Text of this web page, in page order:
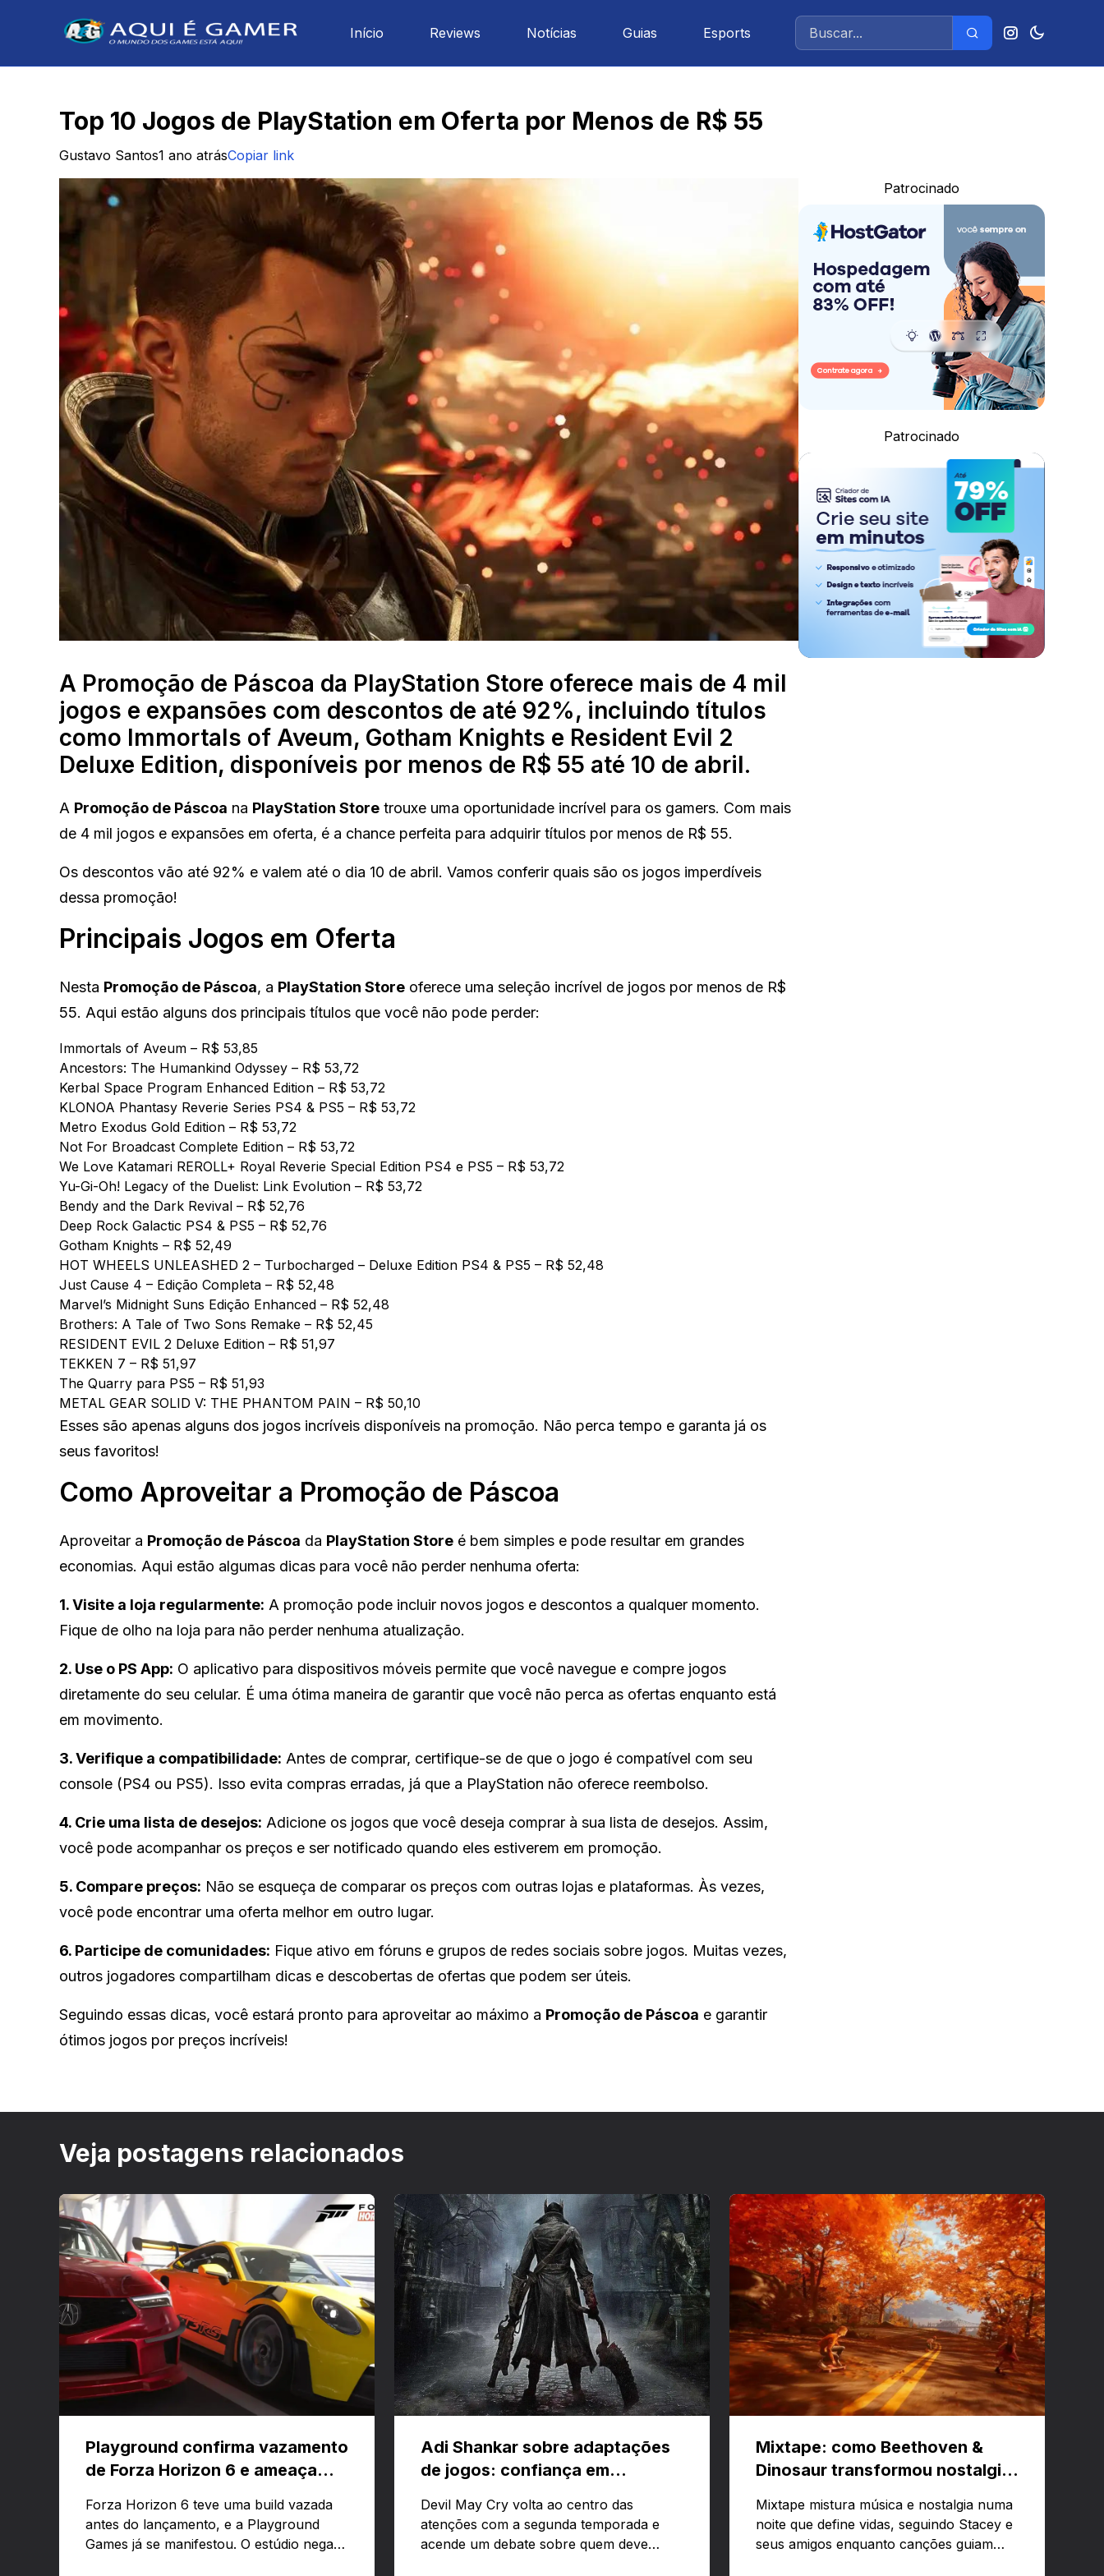
Início Reviews Notícias Guias Esports
Top 10 Jogos de PlayStation em Oferta por Menos de R$ 55
Gustavo Santos1 ano atrásCopiar link
A Promoção de Páscoa da PlayStation Store oferece mais de 4 mil
jogos e expansões com descontos de até 92%, incluindo títulos
como Immortals of Aveum, Gotham Knights e Resident Evil 2
Deluxe Edition, disponíveis por menos de R$ 55 até 10 de abril.
A Promoção de Páscoa na PlayStation Store trouxe uma oportunidade incrível para os gamers. Com mais
de 4 mil jogos e expansões em oferta, é a chance perfeita para adquirir títulos por menos de R$ 55.
Os descontos vão até 92% e valem até o dia 10 de abril. Vamos conferir quais são os jogos imperdíveis
dessa promoção!
Principais Jogos em Oferta
Nesta Promoção de Páscoa, a PlayStation Store oferece uma seleção incrível de jogos por menos de R$
55. Aqui estão alguns dos principais títulos que você não pode perder:
Immortals of Aveum – R$ 53,85
Ancestors: The Humankind Odyssey – R$ 53,72
Kerbal Space Program Enhanced Edition – R$ 53,72
KLONOA Phantasy Reverie Series PS4 & PS5 – R$ 53,72
Metro Exodus Gold Edition – R$ 53,72
Not For Broadcast Complete Edition – R$ 53,72
We Love Katamari REROLL+ Royal Reverie Special Edition PS4 e PS5 – R$ 53,72
Yu-Gi-Oh! Legacy of the Duelist: Link Evolution – R$ 53,72
Bendy and the Dark Revival – R$ 52,76
Deep Rock Galactic PS4 & PS5 – R$ 52,76
Gotham Knights – R$ 52,49
HOT WHEELS UNLEASHED 2 – Turbocharged – Deluxe Edition PS4 & PS5 – R$ 52,48
Just Cause 4 – Edição Completa – R$ 52,48
Marvel’s Midnight Suns Edição Enhanced – R$ 52,48
Brothers: A Tale of Two Sons Remake – R$ 52,45
RESIDENT EVIL 2 Deluxe Edition – R$ 51,97
TEKKEN 7 – R$ 51,97
The Quarry para PS5 – R$ 51,93
METAL GEAR SOLID V: THE PHANTOM PAIN – R$ 50,10
Esses são apenas alguns dos jogos incríveis disponíveis na promoção. Não perca tempo e garanta já os
seus favoritos!
Como Aproveitar a Promoção de Páscoa
Aproveitar a Promoção de Páscoa da PlayStation Store é bem simples e pode resultar em grandes
economias. Aqui estão algumas dicas para você não perder nenhuma oferta:
1. Visite a loja regularmente: A promoção pode incluir novos jogos e descontos a qualquer momento.
Fique de olho na loja para não perder nenhuma atualização.
2. Use o PS App: O aplicativo para dispositivos móveis permite que você navegue e compre jogos
diretamente do seu celular. É uma ótima maneira de garantir que você não perca as ofertas enquanto está
em movimento.
3. Verifique a compatibilidade: Antes de comprar, certifique-se de que o jogo é compatível com seu
console (PS4 ou PS5). Isso evita compras erradas, já que a PlayStation não oferece reembolso.
4. Crie uma lista de desejos: Adicione os jogos que você deseja comprar à sua lista de desejos. Assim,
você pode acompanhar os preços e ser notificado quando eles estiverem em promoção.
5. Compare preços: Não se esqueça de comparar os preços com outras lojas e plataformas. Às vezes,
você pode encontrar uma oferta melhor em outro lugar.
6. Participe de comunidades: Fique ativo em fóruns e grupos de redes sociais sobre jogos. Muitas vezes,
outros jogadores compartilham dicas e descobertas de ofertas que podem ser úteis.
Seguindo essas dicas, você estará pronto para aproveitar ao máximo a Promoção de Páscoa e garantir
ótimos jogos por preços incríveis!
Patrocinado
Patrocinado
Veja postagens relacionados
Playground confirma vazamento
de Forza Horizon 6 e ameaça
Forza Horizon 6 teve uma build vazada
antes do lançamento, e a Playground
Games já se manifestou. O estúdio nega
Adi Shankar sobre adaptações
de jogos: confiança em
Devil May Cry volta ao centro das
atenções com a segunda temporada e
acende um debate sobre quem deve
Mixtape: como Beethoven &
Dinosaur transformou nostalgia
Mixtape mistura música e nostalgia numa
noite que define vidas, seguindo Stacey e
seus amigos enquanto canções guiam